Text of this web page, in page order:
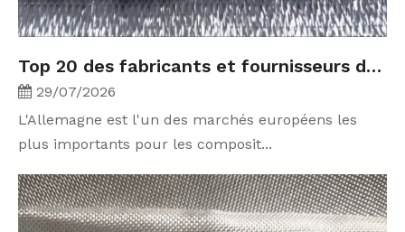
Top 20 des fabricants et fournisseurs de tissus en fibre de carbone en Allemagne (2026)
29/07/2026
L'Allemagne est l'un des marchés européens les
plus importants pour les composit...